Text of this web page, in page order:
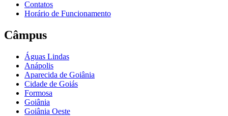
Contatos
Horário de Funcionamento
Câmpus
Águas Lindas
Anápolis
Aparecida de Goiânia
Cidade de Goiás
Formosa
Goiânia
Goiânia Oeste